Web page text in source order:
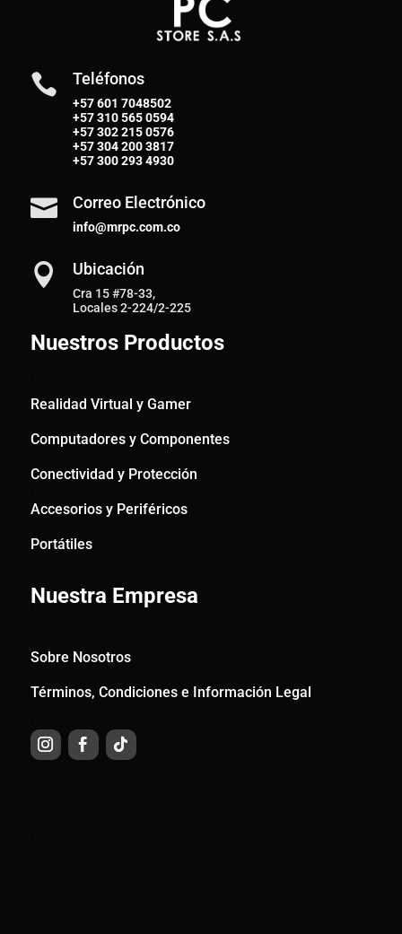
 Teléfonos
+57 601 7048502
+57310 565 0594
+57302 215 0576
+57304 200 3817
+57300 293 4930
 Correo Electrónico
info@mrpc.com.co
 Ubicación
Cra 15 #78-33,
Locales 2-224/2-225
Nuestros Productos
Realidad Virtual y Gamer
Computadores y Componentes
Conectividad y Protección
Accesorios y Periféricos
Portátiles
Nuestra Empresa
Sobre Nosotros
Términos, Condiciones e Información Legal